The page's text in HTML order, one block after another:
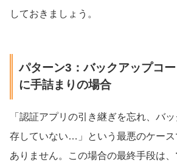
しておきましょう。
パターン3：バックアップコ
に手詰まりの場合
「認証アプリの引き継ぎを忘れ、バ
存していない…」という最悪のケース
ありません。この場合の最終手段は、